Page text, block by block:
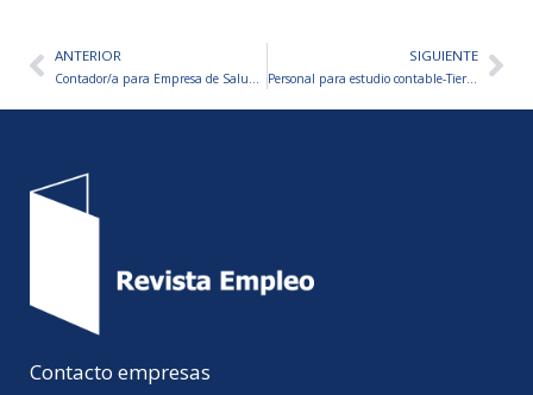
AntANTERIOR SIGUIENTE
Personal para estudio contable-Tierra Del Fuego
Contacto empresas